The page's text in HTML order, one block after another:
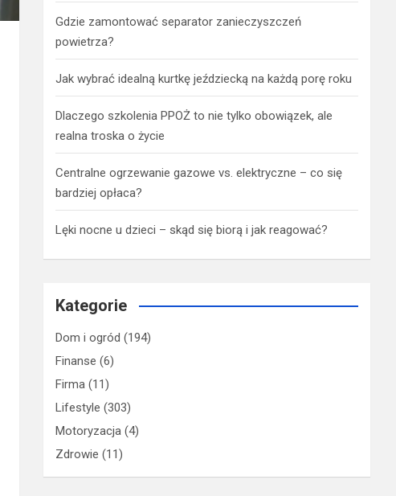
Gdzie zamontować separator zanieczyszczeń
powietrza?
Jak wybrać idealną kurtkę jeździecką na każdą porę roku
Dlaczego szkolenia PPOŻ to nie tylko obowiązek, ale
realna troska o życie
Centralne ogrzewanie gazowe vs. elektryczne – co się
bardziej opłaca?
Lęki nocne u dzieci – skąd się biorą i jak reagować?
Kategorie
Dom i ogród (194)
Finanse (6)
Firma (11)
Lifestyle (303)
Motoryzacja (4)
Zdrowie (11)